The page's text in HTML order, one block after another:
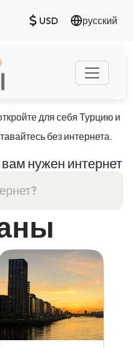
USD русский
для себя Турцию и
без интернета.
нужен интернет